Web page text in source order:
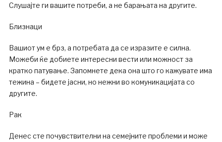
Слушајте ги вашите потреби, а не барањата на другите.
Близнаци
Вашиот ум е брз, а потребата да се изразите е силна.
Можеби ќе добиете интересни вести или можност за
кратко патување. Запомнете дека она што го кажувате има
тежина – бидете јасни, но нежни во комуникацијата со
другите.
Рак
Денес сте почувствителни на семејните проблеми и може